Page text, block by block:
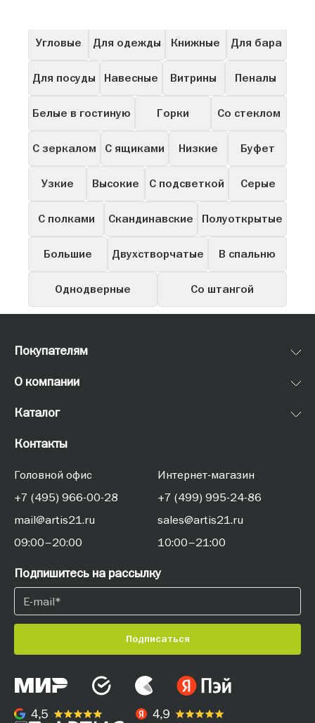
Угловые Для одежды Книжные Для бара
Для посуды Навесные Витрины Пеналы
Белые в гостиную Горки Со стеклом
С зеркалом С ящиками Низкие Буфет
Узкие Высокие С подсветкой Серые
С полками Скандинавские Полуоткрытые
Большие Двухстворчатые В спальню
Однодверные Со штангой
Покупателям
О компании
Каталог
Контакты
Головной офис
+7 (495) 966-00-28
mail@artis21.ru
09:00–20:00
Интернет-магазин
+7 (499) 995-24-86
sales@artis21.ru
10:00–21:00
Подпишитесь на рассылку
Подписаться